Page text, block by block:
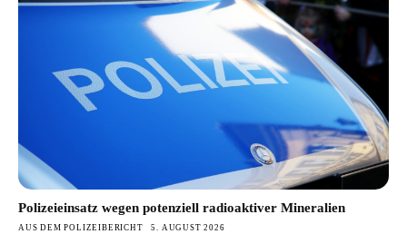
Polizeieinsatz wegen potenziell radioaktiver Mineralien
AUS DEM POLIZEIBERICHT 5. AUGUST 2026